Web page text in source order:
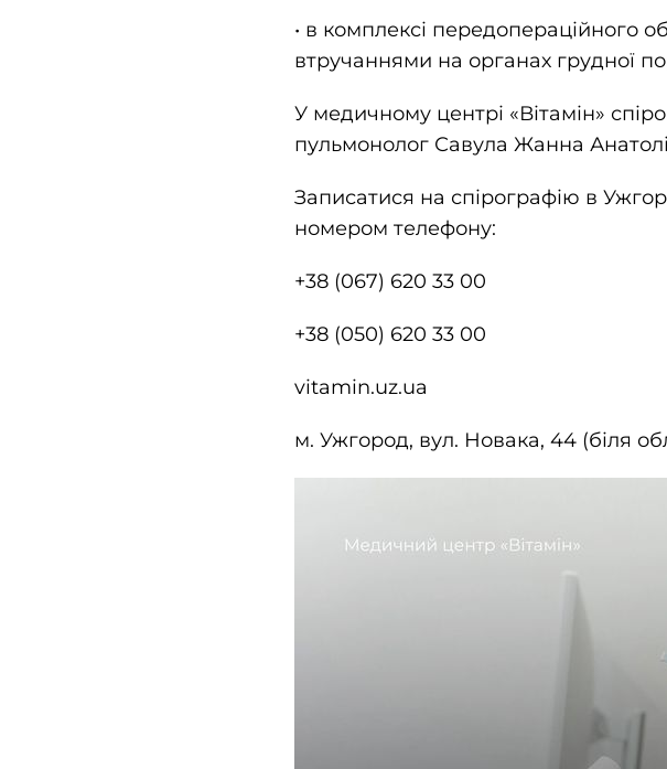
• в комплексі
втручаннями на органах грудної
У медичному центрі «Вітамін»
пульмонолог Савула Жанна
Записатися на спірографію в
номером телефону:
+38 (067) 620 33 00
+38 (050) 620 33 00
vitamin.uz.ua
м. Ужгород, вул. Новака, 44 (біля